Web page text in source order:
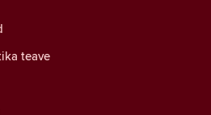
teave